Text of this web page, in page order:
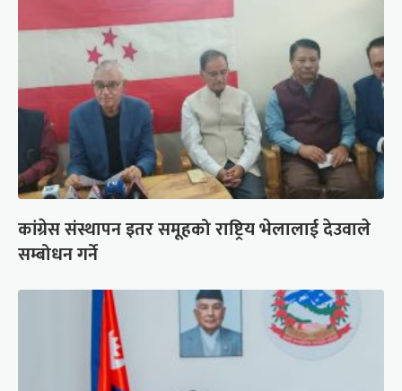
कांग्रेस संस्थापन इतर समूहको राष्ट्रिय भेलालाई देउवाले
सम्बोधन गर्ने